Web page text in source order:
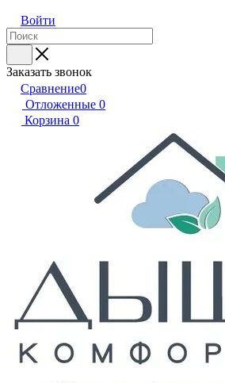
Войти
Заказать звонок
Сравнение0
Отложенные 0
Корзина 0